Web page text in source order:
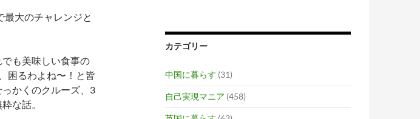
大のチャレンジと
も美味しい食事の
困るわよね〜！と皆
かくのクルーズ、3
な話。
カテゴリー
中国に暮らす (31)
自己実現マニア (458)